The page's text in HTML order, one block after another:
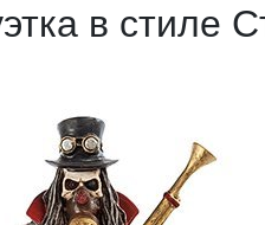
в стиле